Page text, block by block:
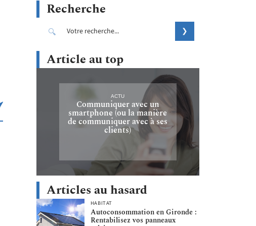
Recherche
Article au top
ACTU
Communiquer avec un
smartphone (ou la manière
de communiquer avec à ses
clients)
Articles au hasard
HABITAT
Autoconsommation en Gironde :
Rentabilisez vos panneaux